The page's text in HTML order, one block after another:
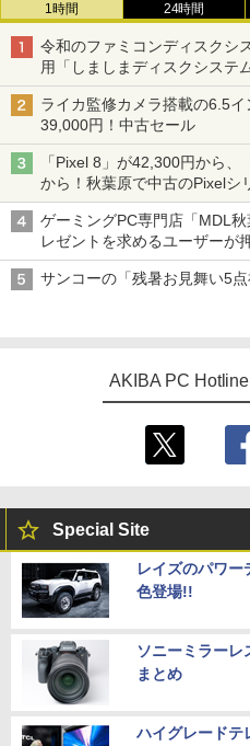
1時間 24時間
令和のファミコンディスクシ
用「しましまディスクシステム
ライカ監修カメラ搭載の6.5
39,000円！中古セール
「Pixel 8」が42,300円から
から！秋葉原で中古のPixelシ
ゲーミングPC専門店「MDL
レゼントを求めるユーザーが
サンコーの「残暑お見舞い5
AKIBA PC
Special Site
レイズのパワ
色登場!!
ソニーミラーレ
まとめ
ハイグレードテ